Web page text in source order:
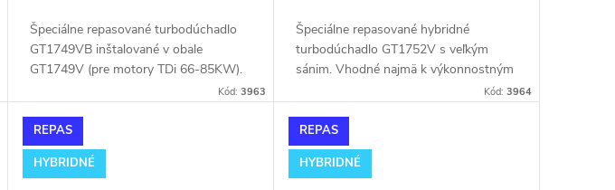
Špeciálne repasované turbodúchadlo
GT1749VB inštalované v obale
GT1749V (pre motory TDi 66-85KW).
vozidlá Seat Alhambra 1.9TDi 85kW
AUY.
Kód: 3963
Špeciálne repasované hybridné
turbodúchadlo GT1752V s veľkým
sánim. Vhodné najmä k výkonnostným
úpravam ako napr. chiptuning. Pre
AUY.
Kód: 3964
REPAS
HYBRIDNÉ
REPAS
HYBRIDNÉ